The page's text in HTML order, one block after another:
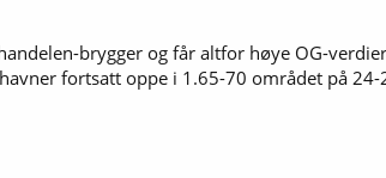
brygger og får altfor høye OG-
fortsatt oppe i 1.65-70 området på 24-